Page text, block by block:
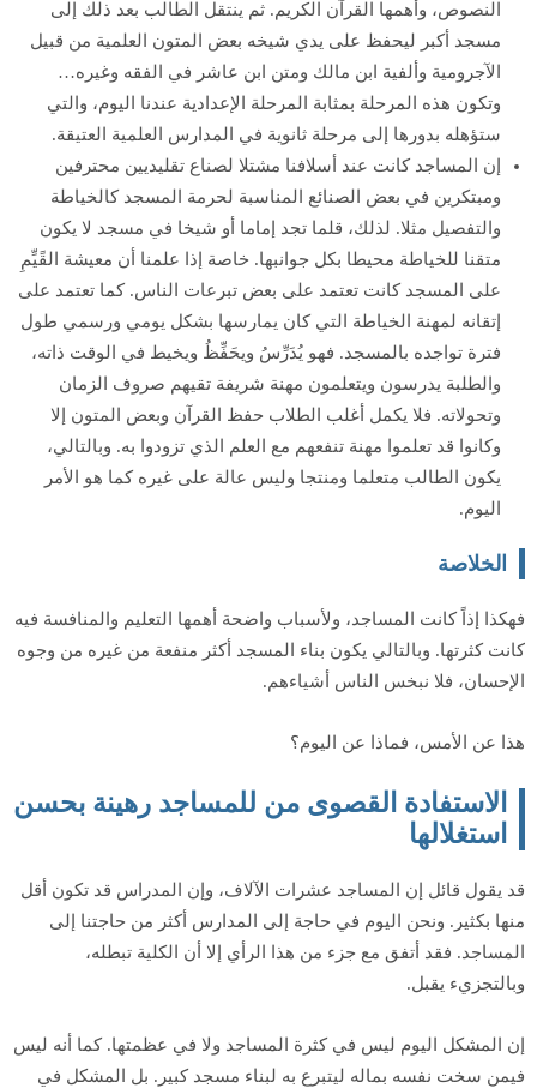
النصوص، وأهمها القرآن الكريم. ثم ينتقل الطالب بعد ذلك إلى
مسجد أكبر ليحفظ على يدي شيخه بعض المتون العلمية من قبيل
الآجرومية وألفية ابن مالك ومتن ابن عاشر في الفقه وغيره…
وتكون هذه المرحلة بمثابة المرحلة الإعدادية عندنا اليوم، والتي
ستؤهله بدورها إلى مرحلة ثانوية في المدارس العلمية العتيقة.
إن المساجد كانت عند أسلافنا مشتلا لصناع تقليديين محترفين
ومبتكرين في بعض الصنائع المناسبة لحرمة المسجد كالخياطة
والتفصيل مثلا. لذلك، قلما تجد إماما أو شيخا في مسجد لا يكون
متقنا للخياطة محيطا بكل جوانبها. خاصة إذا علمنا أن معيشة القًيِّمِ
على المسجد كانت تعتمد على بعض تبرعات الناس. كما تعتمد على
إتقانه لمهنة الخياطة التي كان يمارسها بشكل يومي ورسمي طول
فترة تواجده بالمسجد. فهو يُدَرِّسُ ويحَفِّظُ ويخيط في الوقت ذاته،
والطلبة يدرسون ويتعلمون مهنة شريفة تقيهم صروف الزمان
وتحولاته. فلا يكمل أغلب الطلاب حفظ القرآن وبعض المتون إلا
وكانوا قد تعلموا مهنة تنفعهم مع العلم الذي تزودوا به. وبالتالي،
يكون الطالب متعلما ومنتجا وليس عالة على غيره كما هو الأمر
اليوم.
الخلاصة
فهكذا إذاً كانت المساجد، ولأسباب واضحة أهمها التعليم والمنافسة فيه
كانت كثرتها. وبالتالي يكون بناء المسجد أكثر منفعة من غيره من وجوه
الإحسان، فلا نبخس الناس أشياءهم.
هذا عن الأمس، فماذا عن اليوم؟
الاستفادة القصوى من للمساجد رهينة بحسن
استغلالها
قد يقول قائل إن المساجد عشرات الآلاف، وإن المدراس قد تكون أقل
منها بكثير. ونحن اليوم في حاجة إلى المدارس أكثر من حاجتنا إلى
المساجد. فقد أتفق مع جزء من هذا الرأي إلا أن الكلية تبطله،
وبالتجزيء يقبل.
إن المشكل اليوم ليس في كثرة المساجد ولا في عظمتها. كما أنه ليس
فيمن سخت نفسه بماله ليتبرع به لبناء مسجد كبير. بل المشكل في